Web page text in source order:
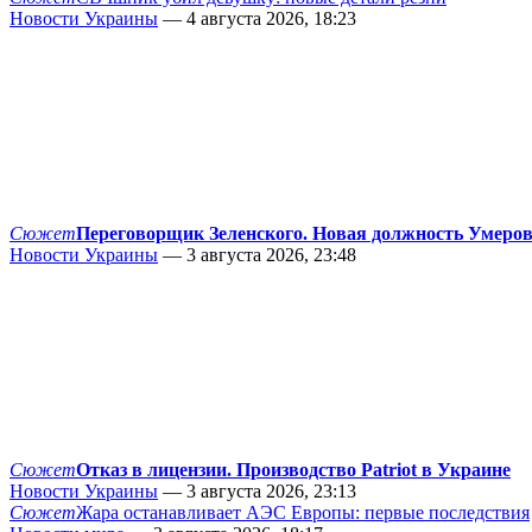
Новости Украины — 4 августа 2026, 18:23
СюжетПереговорщик Зеленского. Новая должность
Новости Украины — 3 августа 2026, 23:48
СюжетОтказ в лицензии. Производство Patriot в Украине
Новости Украины — 3 августа 2026, 23:13
СюжетЖара останавливает АЭС Европы: первые последствия